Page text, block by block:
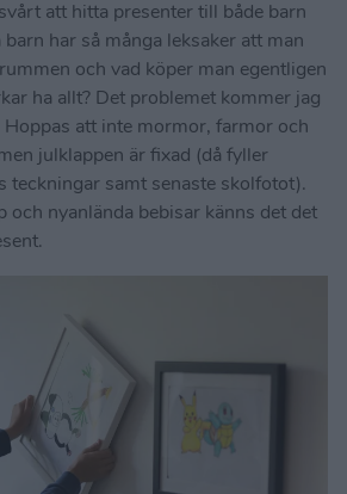
att hitta presenter till både barn
har så många leksaker att man
och vad köper man egentligen
ha allt? Det problemet kommer jag
Hoppas att inte mormor, farmor och
julklappen är fixad (då fyller
teckningar samt senaste skolfotot).
och nyanlända bebisar känns det det